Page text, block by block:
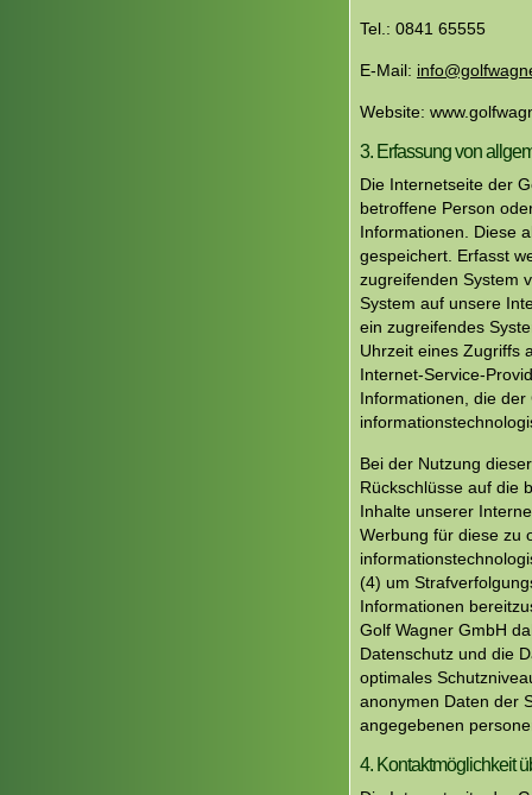
Tel.: 0841 65555
E-Mail:
Website:
3. Erfassung von
Die Internetseite der
betroffene Person
Informationen. Diese
gespeichert. Erfasst
zugreifenden System
System auf unsere
ein zugreifendes
Uhrzeit eines Zugriffs
Internet-Service-
Informationen, die
Bei der Nutzung
Rückschlüsse auf die
Inhalte unserer
Werbung für diese zu
(4) um
Informationen
Golf Wagner GmbH
Datenschutz und die
optimales
anonymen Daten der
angegebenen
4. Kontaktmöglichkeit